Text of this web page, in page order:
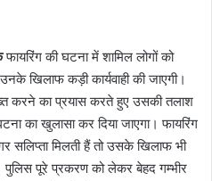
फायरिंग की घटना में शामिल लोगों को
खिलाफ कड़ी कार्यवाही की जाएगी।
करने का प्रयास करते हुए उसकी तलाश
का खुलासा कर दिया जाएगा। फायरिंग
सलिप्ता मिलती हैं तो उसके खिलाफ भी
पुलिस पूरे प्रकरण को लेकर बेहद गम्भीर